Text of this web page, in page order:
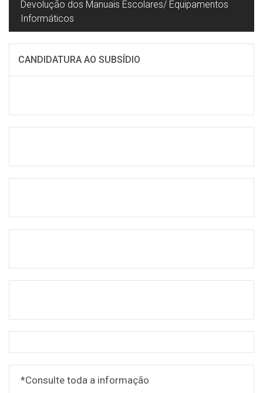
Devolução dos Manuais Escolares/ Equipamentos
Informáticos
CANDIDATURA AO SUBSÍDIO
*Consulte toda a informação